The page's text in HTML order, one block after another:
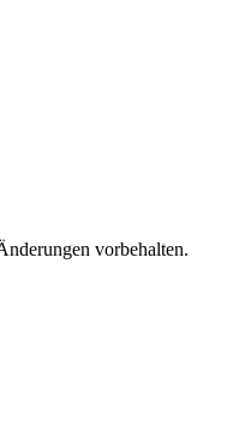
vorbehalten.